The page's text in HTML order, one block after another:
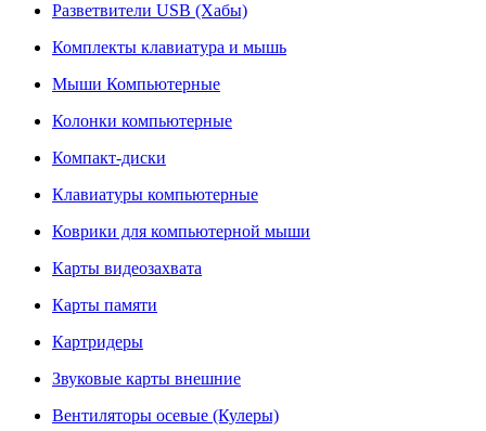
Разветвители USB (Хабы)
Комплекты клавиатура и мышь
Мыши Компьютерные
Колонки компьютерные
Компакт-диски
Клавиатуры компьютерные
Коврики для компьютерной мыши
Карты видеозахвата
Карты памяти
Картридеры
Звуковые карты внешние
Вентиляторы осевые (Кулеры)